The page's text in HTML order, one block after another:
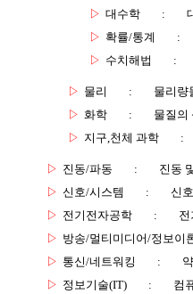
▷ 대수학 :
▷ 확률/통계 :
▷ 수치해법 :
▷ 물리 :
물리량
▷ 화학 :
물질의
▷ 지구,천체 과학 :
▷ 진동/파동 :
진동
▷ 신호/시스템 :
신
▷ 전기전자공학 :
▷ 방송/멀티미디어/정보이
▷ 통신/네트워킹 :
▷ 정보기술(IT) :
컴